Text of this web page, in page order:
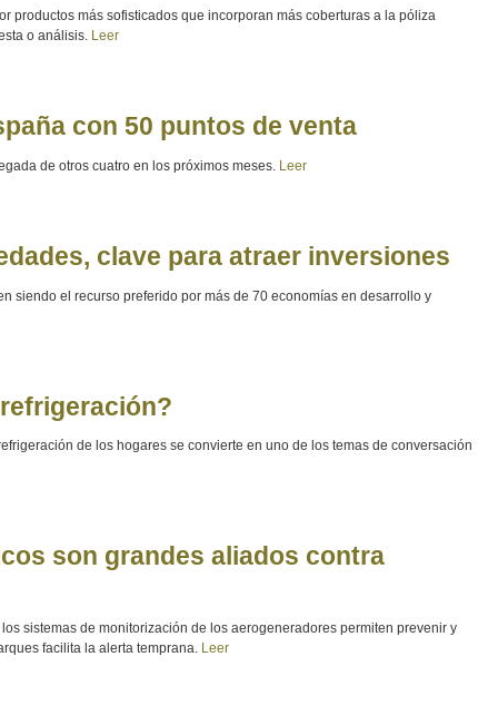
productos más sofisticados que incorporan más coberturas a la póliza
o análisis. Leer
con 50 puntos de venta
de otros cuatro en los próximos meses. Leer
clave para atraer inversiones
siendo el recurso preferido por más de 70 economías en desarrollo y
de los hogares se convierte en uno de los temas de conversación
son grandes aliados contra
sistemas de monitorización de los aerogeneradores permiten prevenir y
facilita la alerta temprana. Leer